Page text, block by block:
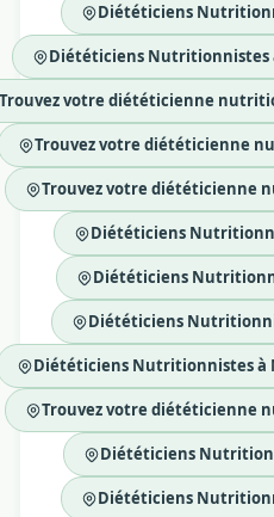
Diététiciens
Diététiciens Nutritionnistes
Trouvez votre diététicienne
Trouvez votre diététicienne
Trouvez votre diététicienne
Diététiciens
Diététiciens
Diététiciens
Diététiciens Nutritionnistes à
Trouvez votre diététicienne
Diététiciens
Diététiciens